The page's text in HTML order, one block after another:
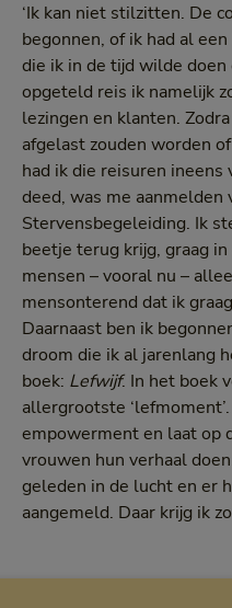
‘Ik kan niet stilzitten. De
begonnen, of ik had al
die ik in de tijd wilde doen
opgeteld reis ik namelijk
lezingen en klanten.
afgelast zouden worden
had ik die reisuren
deed, was me aanmelden
Stervensbegeleiding. Ik
beetje terug krijg, graag
mensen – vooral nu –
mensonterend dat ik
Daarnaast ben ik
droom die ik al jarenlang
boek: Lefwijf. In het boek
allergrootste
empowerment en laat op
vrouwen hun verhaal
geleden in de lucht en er
aangemeld. Daar krijg ik